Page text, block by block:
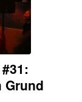
Grund